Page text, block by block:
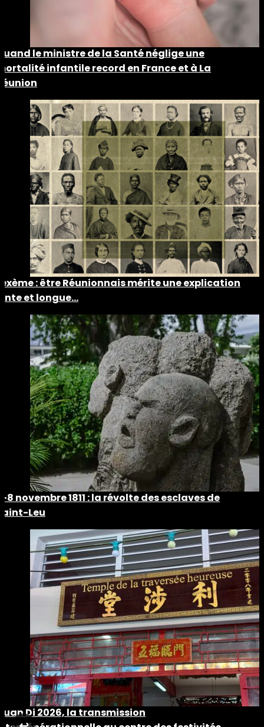
le ministre de la Santé néglige une
infantile record en France et à La
: être Réunionnais mérite une explication
et longue…
8 novembre 1811 : la révolte des esclaves de
Leu
Di 2026, la transmission